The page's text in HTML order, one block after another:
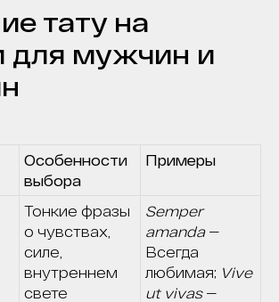
тату на
для мужчин и
Особенности
выбора
Примеры
Тонкие фразы
о чувствах,
силе,
внутреннем
свете
Semper
amanda—
Всегда
любимая; Vive
ut vivas—